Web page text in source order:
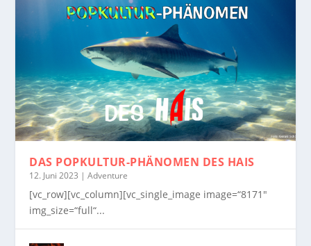
DAS POPKULTUR-PHÄNOMEN DES HAIS
12. Juni 2023 |Adventure
[vc_row][vc_column][vc_single_image image=“8171″
img_size=“full“...